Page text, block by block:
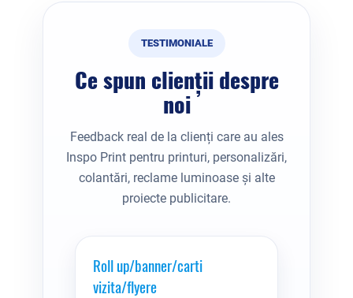
TESTIMONIALE
Ce spun clienții despre
noi
Feedback real de la clienți care au ales
Inspo Print pentru printuri, personalizări,
colantări, reclame luminoase și alte
proiecte publicitare.
Roll up/banner/carti
vizita/flyere